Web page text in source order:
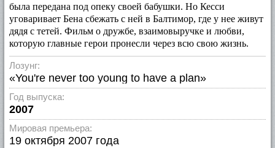
была передана под опеку своей бабушки. Но Кесси
уговаривает Бена сбежать с ней в Балтимор, где у нее живут
дядя с тетей. Фильм о дружбе, взаимовыручке и любви,
которую главные герои пронесли через всю свою жизнь.
Лозунг:
«You're never too young to have a plan»
Год выпуска:
2007
Мировая премьера:
19 октября 2007 года